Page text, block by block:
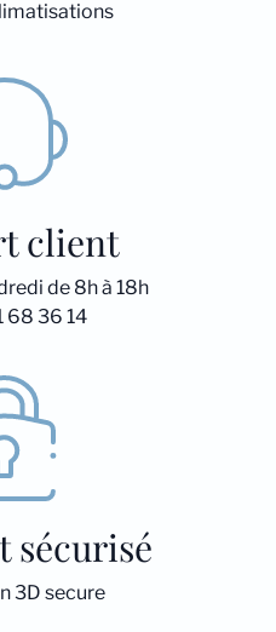
client
de 8h à 18h
68 36 14
sécurisé
3D secure